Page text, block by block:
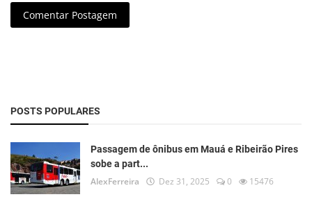
Comentar Postagem
POSTS POPULARES
Passagem de ônibus em Mauá e Ribeirão Pires
sobe a part...
AlexFerreira Dez 31, 2025 0 15476